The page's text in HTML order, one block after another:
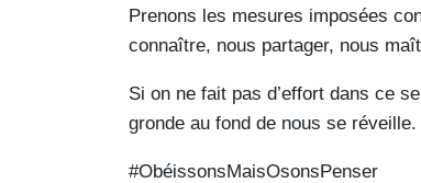
Prenons les mesures imposées
connaître, nous partager, nous
Si on ne fait pas d’effort dans ce
gronde au fond de nous se réveille.
#ObéissonsMaisOsonsPenser